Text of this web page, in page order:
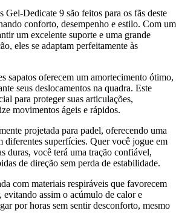
Gel-Dedicate 9 são feitos para os fãs deste
conforto, desempenho e estilo. Com um
um excelente suporte e uma grande
eles se adaptam perfeitamente às
sapatos oferecem um amortecimento ótimo,
seus deslocamentos na quadra. Este
para proteger suas articulações,
movimentos ágeis e rápidos.
projetada para padel, oferecendo uma
diferentes superfícies. Quer você jogue em
duras, você terá uma tração confiável,
de direção sem perda de estabilidade.
com materiais respiráveis que favorecem
evitando assim o acúmulo de calor e
por horas sem sentir desconforto, mesmo